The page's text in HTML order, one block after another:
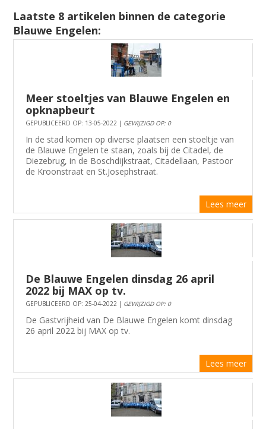
Laatste 8 artikelen binnen de categorie
Blauwe Engelen:
Meer stoeltjes van Blauwe Engelen en
opknapbeurt
GEPUBLICEERD OP: 13-05-2022 | GEWIJZIGD OP: 0
In de stad komen op diverse plaatsen een stoeltje van
de Blauwe Engelen te staan, zoals bij de Citadel, de
Diezebrug, in de Boschdijkstraat, Citadellaan, Pastoor
de Kroonstraat en St.Josephstraat.
Lees meer
De Blauwe Engelen dinsdag 26 april
2022 bij MAX op tv.
GEPUBLICEERD OP: 25-04-2022 | GEWIJZIGD OP: 0
De Gastvrijheid van De Blauwe Engelen komt dinsdag
26 april 2022 bij MAX op tv.
Lees meer